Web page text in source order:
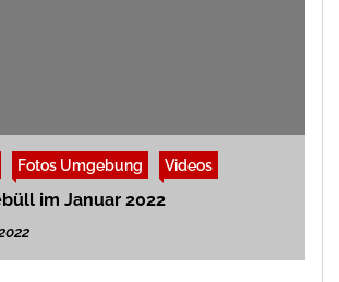
Fotos Umgebung Videos
im Januar 2022